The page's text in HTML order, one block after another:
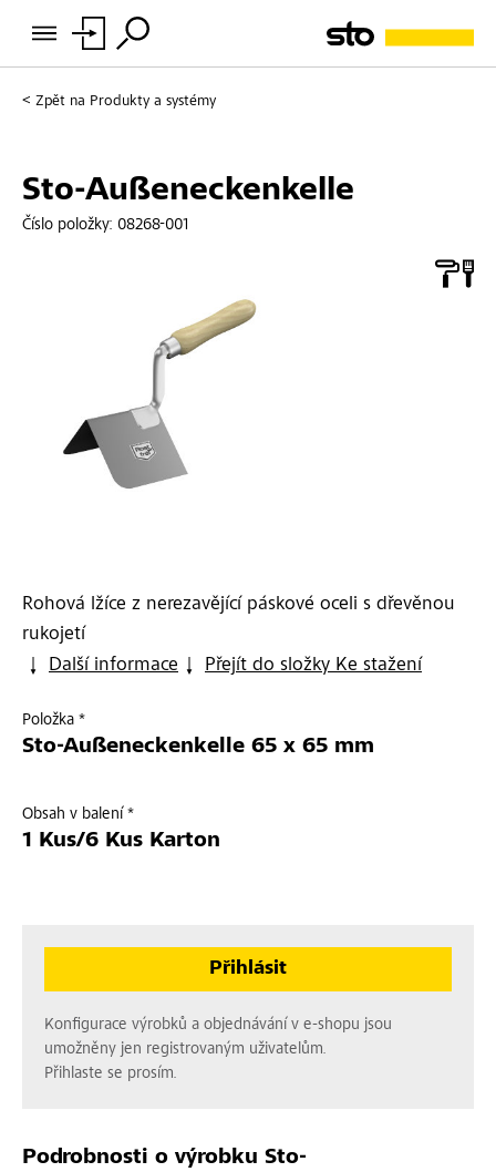
Zpět na Produkty a systémy
Sto-Außeneckenkelle
Číslo položky: 08268-001
Rohová lžíce z nerezavějící páskové oceli s dřevěnou
rukojetí
Další informace
Přejít do složky Ke stažení
Položka *
Sto-Außeneckenkelle 65 x 65 mm
Obsah v balení *
1 Kus/6 Kus Karton
Přihlásit
Konfigurace výrobků a objednávání v e-shopu jsou
umožněny jen registrovaným uživatelům.
Přihlaste se prosím.
Podrobnosti o výrobku Sto-